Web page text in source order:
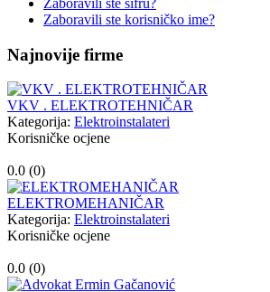
Zaboravili ste šifru?
Zaboravili ste korisničko ime?
Najnovije firme
VKV . ELEKTROTEHNIČAR
Kategorija: Elektroinstalateri
Korisničke ocjene
0.0 (0)
ELEKTROMEHANIČAR
Kategorija: Elektroinstalateri
Korisničke ocjene
0.0 (0)